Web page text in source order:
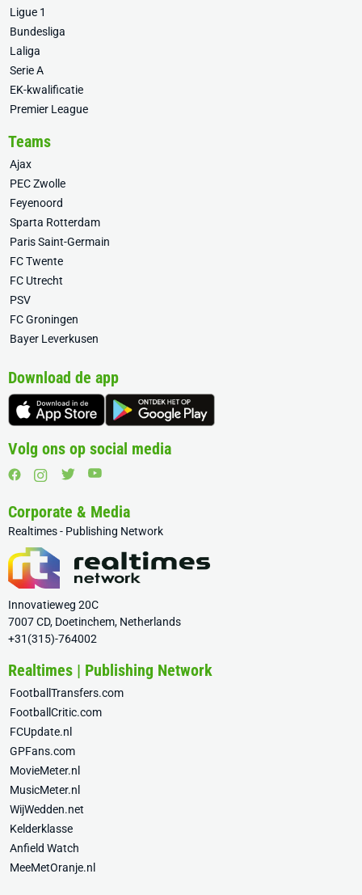
Ligue 1
Bundesliga
Laliga
Serie A
EK-kwalificatie
Premier League
Teams
Ajax
PEC Zwolle
Feyenoord
Sparta Rotterdam
Paris Saint-Germain
FC Twente
FC Utrecht
PSV
FC Groningen
Bayer Leverkusen
Download de app
Volg ons op social media
Corporate & Media
Realtimes - Publishing Network
Innovatieweg 20C
7007 CD, Doetinchem, Netherlands
+31(315)-764002
Realtimes | Publishing Network
FootballTransfers.com
FootballCritic.com
FCUpdate.nl
GPFans.com
MovieMeter.nl
MusicMeter.nl
WijWedden.net
Kelderklasse
Anfield Watch
MeeMetOranje.nl